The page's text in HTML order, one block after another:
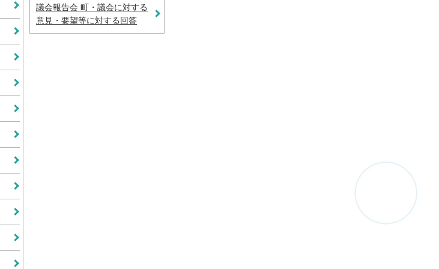
議会報告会 町・議会に対する
意見・要望等に対する回答